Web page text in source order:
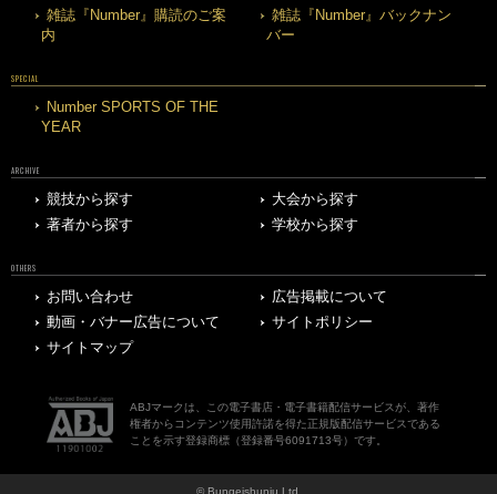
雑誌『Number』購読のご案
内
雑誌『Number』バックナン
バー
SPECIAL
Number SPORTS OF THE
YEAR
ARCHIVE
競技から探す
大会から探す
著者から探す
学校から探す
OTHERS
お問い合わせ
広告掲載について
動画・バナー広告について
サイトポリシー
サイトマップ
ABJマークは、この電子書店・電子書籍配信サービスが、著作
権者からコンテンツ使用許諾を得た正規版配信サービスである
ことを示す登録商標（登録番号6091713号）です。
© Bungeishunju Ltd.